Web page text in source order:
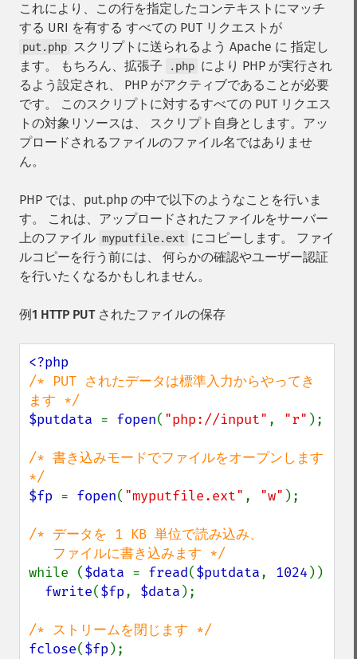
これにより、この行を指定したコンテキストにマッチ
する URI を有する すべての PUT リクエストが
put.php スクリプトに送られるよう Apache に 指定し
ます。 もちろん、拡張子
.php により PHP が実行され
るよう設定され、 PHP がアクティブであることが必要
です。 このスクリプトに対するすべての PUT リクエス
トの対象リソースは、 スクリプト自身とします。アッ
プロードされるファイルのファイル名ではありませ
ん。
PHP では、put.php の中で以下のようなことを行いま
す。 これは、アップロードされたファイルをサーバー
上のファイル myputfile.ext
にコピーします。 ファイ
ルコピーを行う前には、 何らかの確認やユーザー認証
を行いたくなるかもしれません。
例1 HTTP PUT されたファイルの保存
/* PUT されたデータは標準入力からやってき
$putdata = fopen( "php://input" , "r" );
/* 書き込みモードでファイルをオープンします
$fp = fopen( "myputfile.ext" , "w" );
/* データを 1 KB 単位で読み込み、
while ($data = fread($putdata, 1024 ))
fwrite($fp, $data );
fclose($fp